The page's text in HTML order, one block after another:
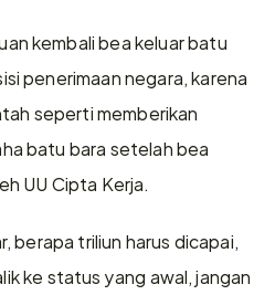
kembali bea keluar batu
penerimaan negara, karena
seperti memberikan
batu bara setelah bea
UU Cipta Kerja.
berapa triliun harus dicapai,
ke status yang awal, jangan